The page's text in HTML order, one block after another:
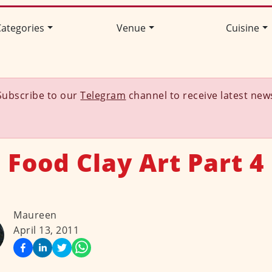
Venue Cuisine
to ourTelegram channel to receive latest
Food Clay Art Part 4
Maureen
April 13, 2011